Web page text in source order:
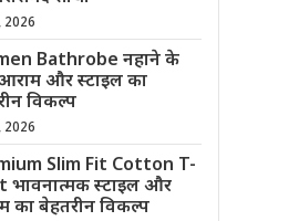
2026
Bathrobe नहाने के
और स्टाइल का
विकल्प
2026
Slim Fit Cotton T-
भावनात्मक स्टाइल और
का बेहतरीन विकल्प